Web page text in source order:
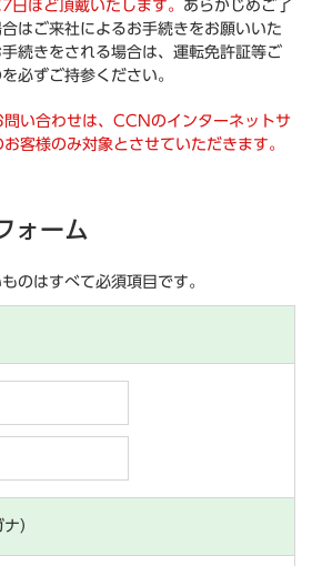
日ほど頂戴いたします。 あらかじめご了
はご来社によるお手続きをお願いいた
続きをされる場合は、運転免許証等ご
必ずご持参ください。
い合わせは、CCNのインターネットサ
客様のみ対象とさせていただきます。
ォーム
のはすべて必須項目です。
）